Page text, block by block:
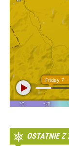
OSTATNIE Z